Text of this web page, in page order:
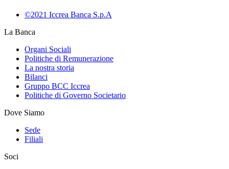
©2021 Iccrea Banca S.p.A
La Banca
Organi Sociali
Politiche di Remunerazione
La nostra storia
Bilanci
Gruppo BCC Iccrea
Politiche di Governo Societario
Dove Siamo
Sede
Filiali
Soci